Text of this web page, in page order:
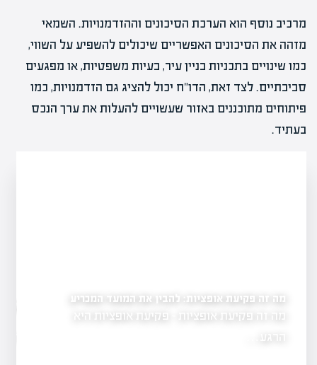
מרכיב נוסף הוא הערכת הסיכונים וההזדמנויות. השמאי
מזהה את הסיכונים האפשריים שיכולים להשפיע על השווי,
כמו שינויים בתכניות בניין עיר, בעיות משפטיות, או מפגעים
סביבתיים. לצד זאת, הדו"ח יכול להציג גם הזדמנויות, כמו
פיתוחים מתוכננים באזור שעשויים להעלות את ערך הנכס
בעתיד.
המכריע
מה זה אופציות בשוק ההון: לנצל את הגמישות
בהשקעות